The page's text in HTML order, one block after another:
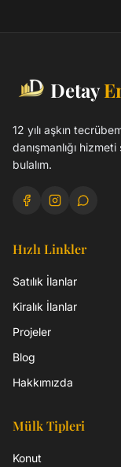
Detay
12 yılı aşkın
danışmanlığı
bulalım.
Hızlı Linkler
Satılık İlanlar
Kiralık İlanlar
Projeler
Blog
Hakkımızda
Mülk Tipleri
Konut